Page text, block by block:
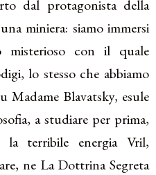
dal protagonista della
miniera: siamo immersi
misterioso con il quale
lo stesso che abbiamo
Madame Blavatsky, esule
a studiare per prima,
la terribile energia Vril,
ne La Dottrina Segreta